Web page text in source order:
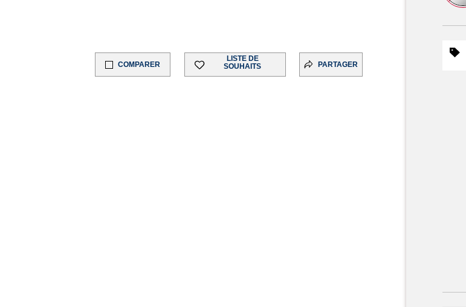
COMPARER
LISTE DE
SOUHAITS
PARTAGER